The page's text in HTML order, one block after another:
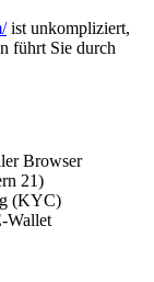
ist unkompliziert,
führt Sie durch
Browser
21)
(KYC)
Wallet